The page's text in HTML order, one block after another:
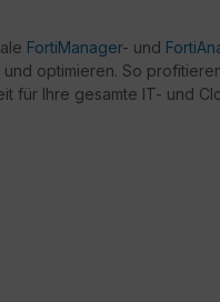
FortiManager- und
optimieren. So
für Ihre gesamte IT- und